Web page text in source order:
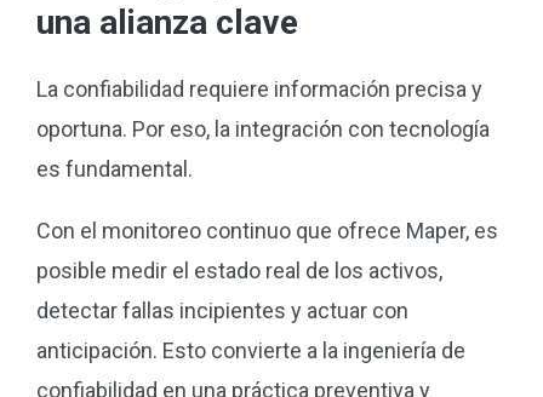
una alianza clave
La confiabilidad requiere información precisa y
oportuna. Por eso, la integración con tecnología
es fundamental.
Con el monitoreo continuo que ofrece Maper, es
posible medir el estado real de los activos,
detectar fallas incipientes y actuar con
anticipación. Esto convierte a la ingeniería de
confiabilidad en una práctica preventiva y